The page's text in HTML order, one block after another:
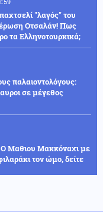
"λαγός" του
Οτσαλάν! Πως
τα Ελληνοτουρκικά;
παλαιοντολόγους:
σε μέγεθος
Μαθιου Μακκόναχι με
τον ώμο, δείτε